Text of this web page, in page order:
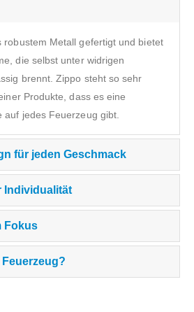
robustem Metall gefertigt und bietet
die selbst unter widrigen
brennt. Zippo steht so sehr
Produkte, dass es eine
auf jedes Feuerzeug gibt.
für jeden Geschmack
Individualität
Fokus